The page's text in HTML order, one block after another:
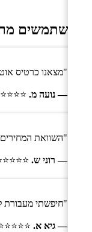
משתמשים
"מצאנו כרטיס
— נועה מ.
"השוואת המחירים הצילה לנו
— רוני ש.
"חיפשתי מעבורת
— גיא א.